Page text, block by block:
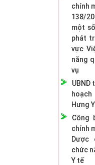
chính
138/
một
phát
vực
năng
vụ
UBND
Hưng
Công
chính
Dược
chức
Y tế